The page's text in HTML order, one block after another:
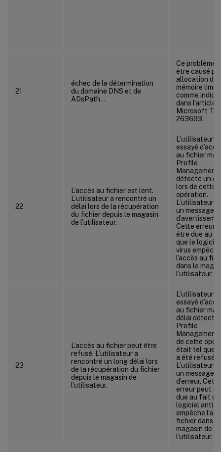
21
échec de la détermination
du domaine DNS et de
ADsPath…
Ce problème
être causé
allocation de
mémoire
comme
dans l’article
Microsoft
263693.
22
L’accès au fichier est lent.
L’utilisateur a rencontré un
délai lors de la récupération
du fichier depuis le magasin
de l’utilisateur.
L’utilisateur a
essayé
au fichier mais
Profile
Management
détecté un
lors de cette
opération.
L’utilisateur
un message
Cette erreur
être due au
que le
virus empêche
l’accès au
dans le
l’utilisateur.
23
L’accès au fichier peut être
refusé. L’utilisateur a
rencontré un long délai lors
de la récupération du fichier
depuis le magasin de
l’utilisateur.
L’utilisateur a
essayé
au fichier
délai détecté
Profile
Management
de cette
était tel que
a été refusé.
L’utilisateur
un message
d’erreur. Cette
erreur peut
due au fait
logiciel anti-
empêche
fichier dans le
magasin de
l’utilisateur.